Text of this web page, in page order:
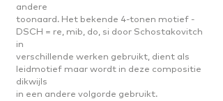
andere
toonaard. Het bekende 4-tonen motief -
DSCH = re, mib, do, si door Schostakovitch
in
verschillende werken gebruikt, dient als
leidmotief maar wordt in deze compositie
dikwijls
in een andere volgorde gebruikt.